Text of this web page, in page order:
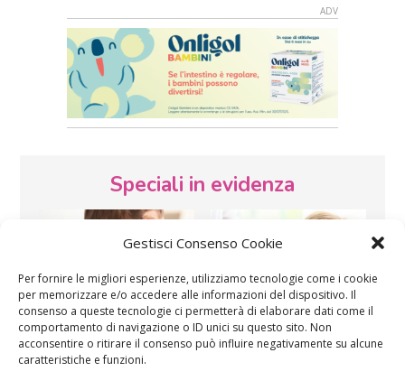
Gestisci Consenso Cookie
Per fornire le migliori esperienze, utilizziamo tecnologie come i cookie
per memorizzare e/o accedere alle informazioni del dispositivo. Il
consenso a queste tecnologie ci permetterà di elaborare dati come il
comportamento di navigazione o ID unici su questo sito. Non
acconsentire o ritirare il consenso può influire negativamente su alcune
caratteristiche e funzioni.
Speciali in evidenza
Vaccini SOS Pediatra